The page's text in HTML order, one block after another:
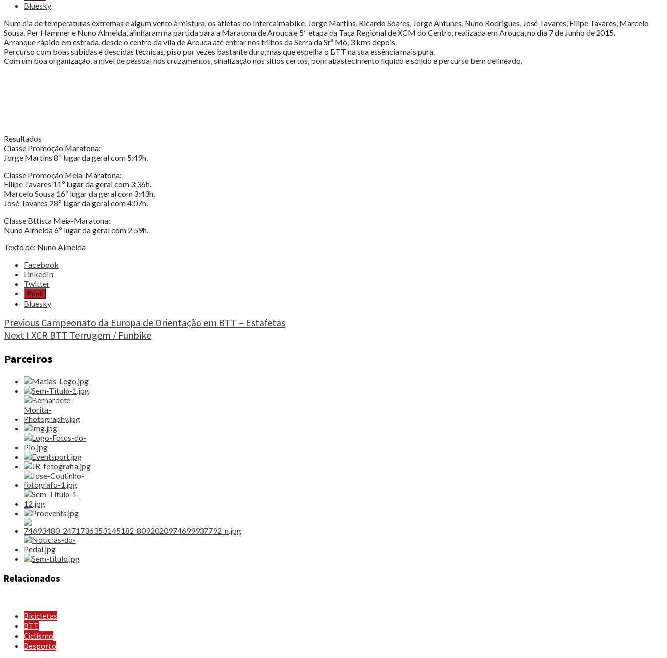
Arouca
/
5ª
etapa
da
Taça
Bluesky
Num dia de temperaturas extremas e algum vento à mistura, os atletas do Intercaimabike, Jorge Martins, Ricardo Soares, Jorge Antunes, Nuno Rodrigues, José Tavares, Filipe Tavares, Marcelo
Sousa, Per Hammer e Nuno Almeida, alinharam na partida para a Maratona de Arouca e 5ª etapa da Taça Regional de XCM do Centro, realizada em Arouca, no dia 7 de Junho de 2015.
Arranque rápido em estrada, desde o centro da vila de Arouca até entrar nos trilhos da Serra da Srª Mó, 3 kms depois.
Percurso com boas subidas e descidas técnicas, piso por vezes bastante duro, mas que espelha o BTT na sua essência mais pura.
Com um boa organização, a nível de pessoal nos cruzamentos, sinalização nos sítios certos, bom abastecimento líquido e sólido e percurso bem delineado.
Resultados
Classe Promoção Maratona:
Jorge Martins 8º lugar da geral com 5:49h.
Classe Promoção Meia-Maratona:
Filipe Tavares 11º lugar da geral com 3:36h.
Marcelo Sousa 16º lugar da geral com 3:43h.
José Tavares 28º lugar da geral com 4:07h.
Classe Bttista Meia-Maratona:
Nuno Almeida 6º lugar da geral com 2:59h.
Texto de: Nuno Almeida
Share
post
"Maratona
Arouca
/
5ª
etapa
Taça
XCM
Centro"
Facebook
LinkedIn
Twitter
Print
Bluesky
Continue
Reading
Previous Campeonato da Europa de Orientação em BTT – Estafetas
Next I XCR BTT Terrugem / Funbike
Parceiros
Relacionados
Bicicletas
BTT
Ciclismo
Desporto